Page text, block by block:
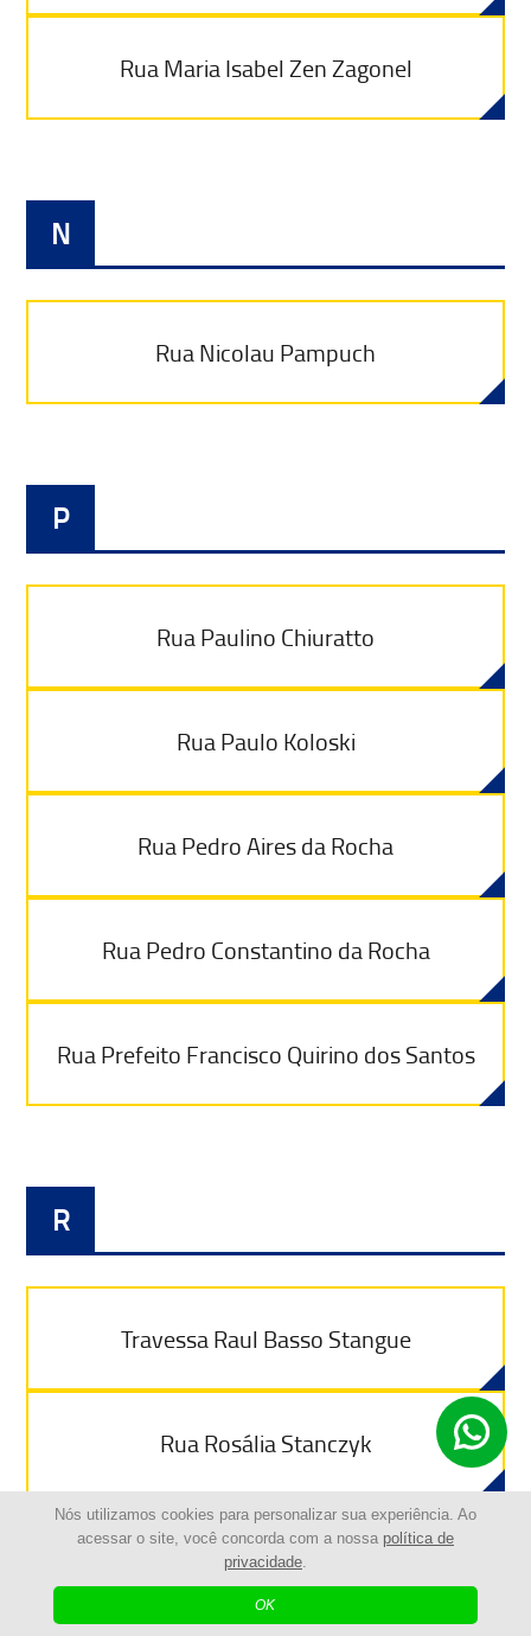
Nós utilizamos cookies para personalizar sua experiência. Ao
acessar o site, você concorda com a nossa política de
privacidade.
OK
Rua Maria Isabel Zen Zagonel
N
Rua Nicolau Pampuch
P
Rua Paulino Chiuratto
Rua Paulo Koloski
Rua Pedro Aires da Rocha
Rua Pedro Constantino da Rocha
Rua Prefeito Francisco Quirino dos Santos
R
Travessa Raul Basso Stangue
Rua Rosália Stanczyk
Avenida Rui Barbosa